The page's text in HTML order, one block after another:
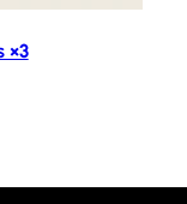
×3